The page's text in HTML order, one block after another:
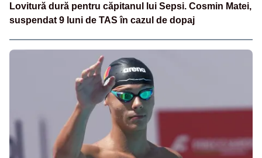
Lovitură dură pentru căpitanul lui Sepsi. Cosmin Matei,
suspendat 9 luni de TAS în cazul de dopaj